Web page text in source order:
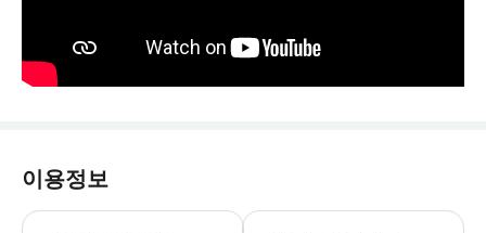
이용정보
⚠️렌터카로 이동시 주의사항⚠️ 렌터카